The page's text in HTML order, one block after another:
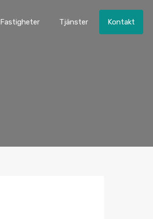
Fastigheter Tjänster Kontakt